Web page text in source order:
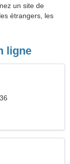
un site de
étrangers, les
ligne